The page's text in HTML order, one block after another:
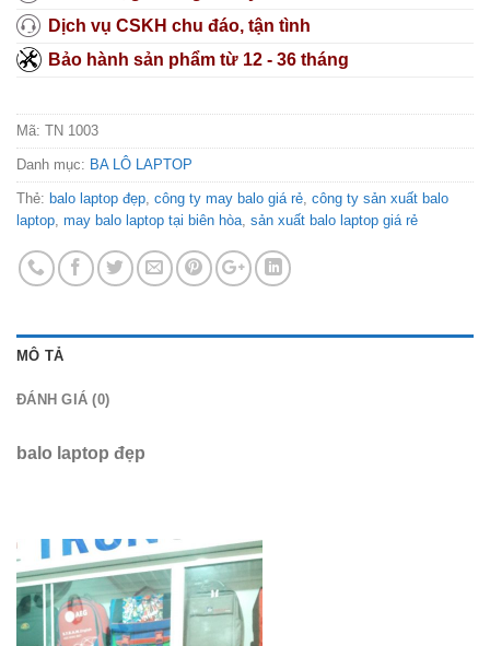
Dịch vụ CSKH chu đáo, tận tình
Bảo hành sản phẩm từ 12 - 36 tháng
Mã: TN 1003
Danh mục: BA LÔ LAPTOP
Thẻ: balo laptop đẹp công ty may balo giá rẻ công ty sản xuất balo
laptop may balo laptop tại biên hòa sản xuất balo laptop giá rẻ
MÔ TẢ
ĐÁNH GIÁ (0)
balo laptop đẹp